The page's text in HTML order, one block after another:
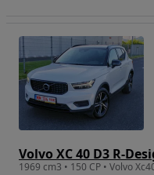
Volvo XC 40 D3 R-